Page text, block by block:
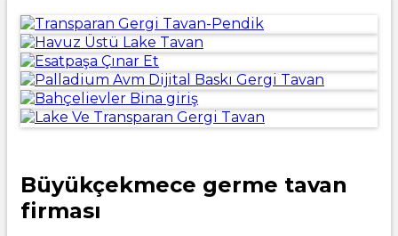
Büyükçekmece germe tavan
firması